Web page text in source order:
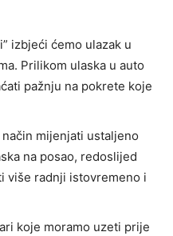
izbjeći ćemo ulazak u
Prilikom ulaska u auto
pažnju na pokrete koje
mijenjati ustaljeno
na posao, redoslijed
više radnji istovremeno i
koje moramo uzeti prije